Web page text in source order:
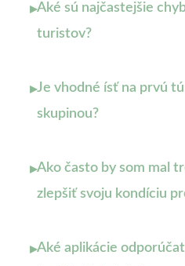
▸Aké sú najčastejšie
turistov?
▸Je vhodné ísť na prvú
skupinou?
▸Ako často by som mal
zlepšiť svoju kondíciu
▸Aké aplikácie